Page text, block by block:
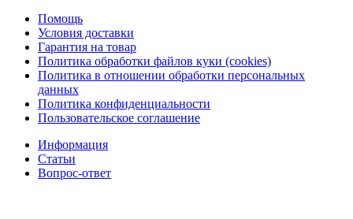
Помощь
Условия доставки
Гарантия на товар
Политика обработки файлов куки (cookies)
Политика в отношении обработки персональных
данных
Политика конфиденциальности
Пользовательское соглашение
Информация
Статьи
Вопрос-ответ